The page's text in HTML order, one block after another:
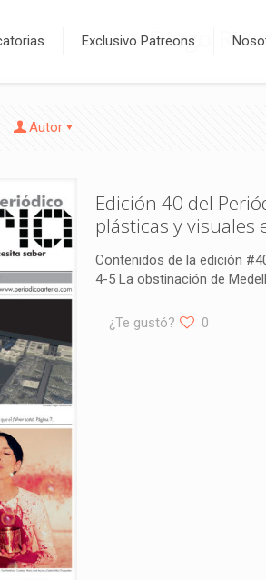
Exclusivo Patreons
Diego
Autor
Edición 40 del
plásticas y visuales
Contenidos de la edición
4-5 La obstinación de
¿Te gustó? 0